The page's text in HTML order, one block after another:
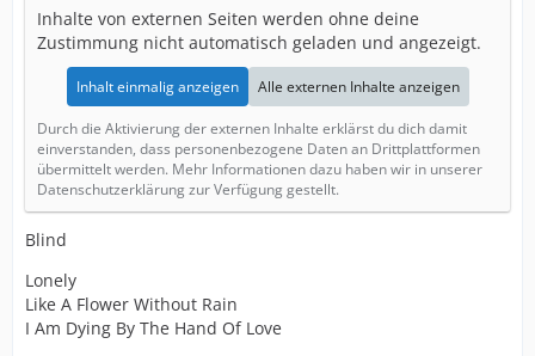
Inhalte von externen Seiten werden ohne deine
Zustimmung nicht automatisch geladen und angezeigt.
Inhalt einmalig anzeigen Alle externen Inhalte anzeigen
Durch die Aktivierung der externen Inhalte erklärst du dich damit
einverstanden, dass personenbezogene Daten an Drittplattformen
übermittelt werden. Mehr Informationen dazu haben wir in unserer
Datenschutzerklärung zur Verfügung gestellt.
Blind
Lonely
Like A Flower Without Rain
I Am Dying By The Hand Of Love